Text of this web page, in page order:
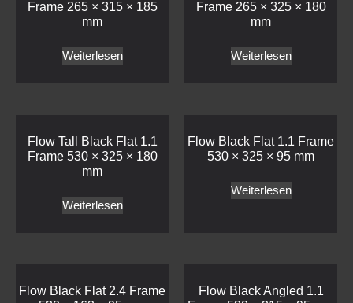
Frame 265 × 315 × 185
mm
Weiterlesen
Frame 265 × 325 × 180
mm
Weiterlesen
Flow Tall Black Flat 1.1
Frame 530 × 325 × 180
mm
Weiterlesen
Flow Black Flat 1.1 Frame
530 × 325 × 95 mm
Weiterlesen
Flow Black Flat 2.4 Frame
Flow Black Angled 1.1